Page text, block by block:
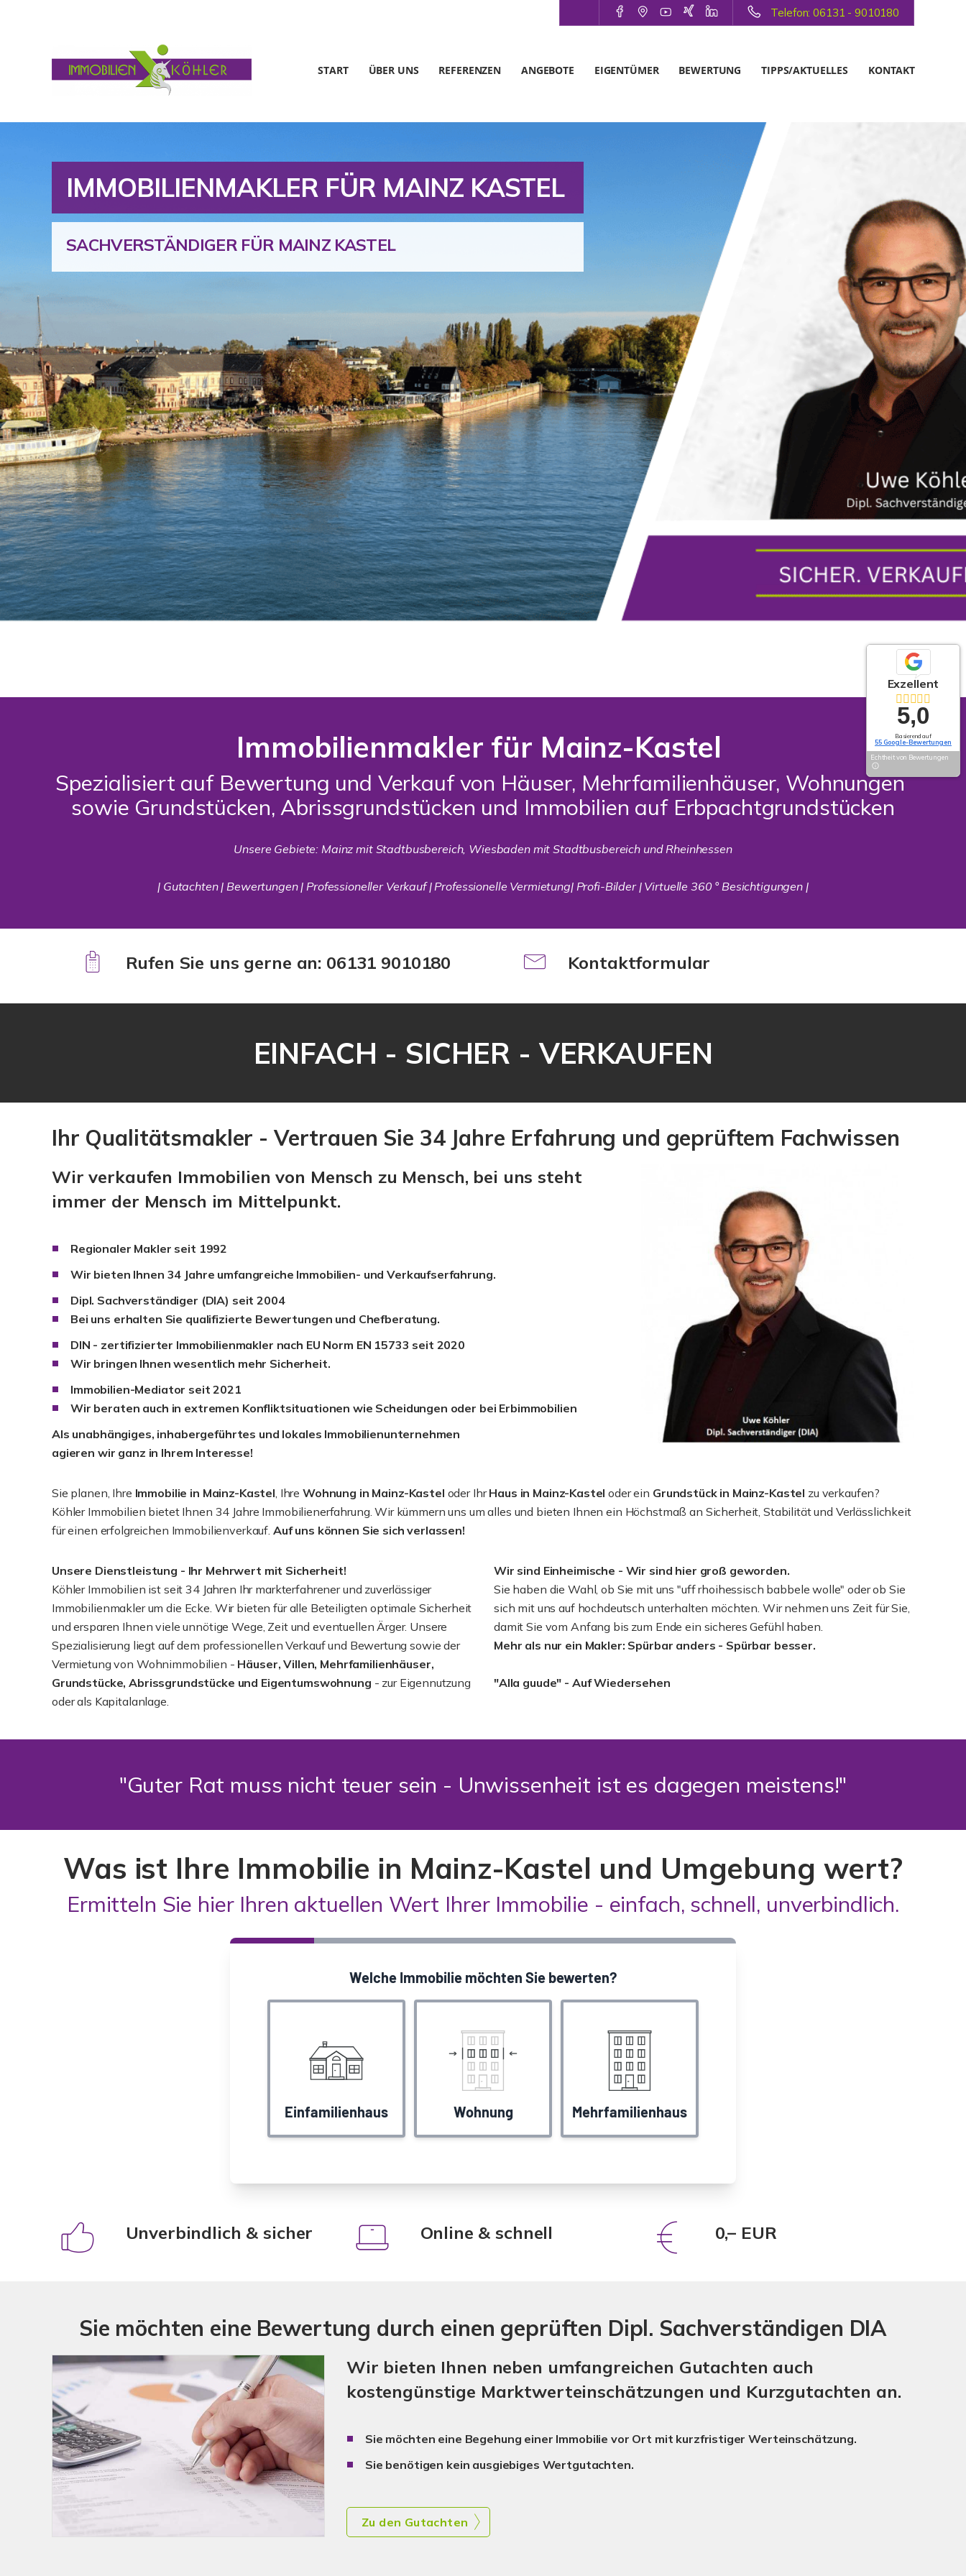
Telefon: 06131 - 9010180
START ÜBER UNS REFERENZEN ANGEBOTE EIGENTÜMER BEWERTUNG TIPPS/AKTUELLES KONTAKT
IMMOBILIENMAKLER FÜR MAINZ KASTEL
SACHVERSTÄNDIGER FÜR MAINZ KASTEL
Immobilienmakler für Mainz-Kastel
Spezialisiert auf Bewertung und Verkauf von Häuser, Mehrfamilienhäuser, Wohnungen
sowie Grundstücken, Abrissgrundstücken und Immobilien auf Erbpachtgrundstücken
Unsere Gebiete: Mainz mit Stadtbusbereich, Wiesbaden mit Stadtbusbereich und Rheinhessen
| Gutachten | Bewertungen | Professioneller Verkauf | Professionelle Vermietung| Profi-Bilder | Virtuelle 360 ° Besichtigungen |
Rufen Sie uns gerne an: 06131 9010180 Kontaktformular
EINFACH - SICHER - VERKAUFEN
Ihr Qualitätsmakler - Vertrauen Sie 34 Jahre Erfahrung und geprüftem Fachwissen
Wir verkaufen Immobilien von Mensch zu Mensch, bei uns steht
immer der Mensch im Mittelpunkt.
Regionaler Makler seit 1992
Wir bieten Ihnen 34 Jahre umfangreiche Immobilien- und Verkaufserfahrung.
Dipl. Sachverständiger (DIA) seit 2004
Bei uns erhalten Sie qualifizierte Bewertungen und Chefberatung.
DIN - zertifizierter Immobilienmakler nach EU Norm EN 15733 seit 2020
Wir bringen Ihnen wesentlich mehr Sicherheit.
Immobilien-Mediator seit 2021
Wir beraten auch in extremen Konfliktsituationen wie Scheidungen oder bei Erbimmobilien
Als unabhängiges, inhabergeführtes und lokales Immobilienunternehmen
agieren wir ganz in Ihrem Interesse!
Sie planen, Ihre Immobilie in Mainz-Kastel, Ihre Wohnung in Mainz-Kastel oder IhrHaus in Mainz-Kasteloder ein Grundstück in Mainz-Kastel zu verkaufen?
Köhler Immobilien bietet Ihnen 34 Jahre Immobilienerfahrung. Wir kümmern uns um alles und bieten Ihnen ein Höchstmaß an Sicherheit, Stabilität und Verlässlichkeit
für einen erfolgreichen Immobilienverkauf. Auf uns können Sie sich verlassen!
Unsere Dienstleistung - Ihr Mehrwert mit Sicherheit!
Köhler Immobilien ist seit 34 Jahren Ihr markterfahrener und zuverlässiger
Immobilienmakler um die Ecke. Wir bieten für alle Beteiligten optimale Sicherheit
und ersparen Ihnen viele unnötige Wege, Zeit und eventuellen Ärger. Unsere
Spezialisierung liegt auf dem professionellen Verkauf und Bewertung sowie der
Vermietung von Wohnimmobilien - Häuser, Villen, Mehrfamilienhäuser,
Grundstücke, Abrissgrundstücke und Eigentumswohnung - zur Eigennutzung
oder als Kapitalanlage.
Wir sind Einheimische - Wir sind hier groß geworden.
Sie haben die Wahl, ob Sie mit uns "uff rhoihessisch babbele wolle" oder ob Sie
sich mit uns auf hochdeutsch unterhalten möchten. Wir nehmen uns Zeit für Sie,
damit Sie vom Anfang bis zum Ende ein sicheres Gefühl haben.
Mehr als nur ein Makler: Spürbar anders - Spürbar besser.
"Alla guude" - Auf Wiedersehen
"Guter Rat muss nicht teuer sein - Unwissenheit ist es dagegen meistens!"
Was ist Ihre Immobilie in Mainz-Kastel und Umgebung wert?
Ermitteln Sie hier Ihren aktuellen Wert Ihrer Immobilie - einfach, schnell, unverbindlich.
Unverbindlich & sicher Online & schnell 0,– EUR
Sie möchten eine Bewertung durch einen geprüften Dipl. Sachverständigen DIA
Wir bieten Ihnen neben umfangreichen Gutachten auch
kostengünstige Marktwerteinschätzungen und Kurzgutachten an.
Sie möchten eine Begehung einer Immobilie vor Ort mit kurzfristiger Werteinschätzung.
Sie benötigen kein ausgiebiges Wertgutachten.
Zu den Gutachten
Exzellent
5,0
Basierend auf
55 Google-Bewertungen
Echtheit von Bewertungen